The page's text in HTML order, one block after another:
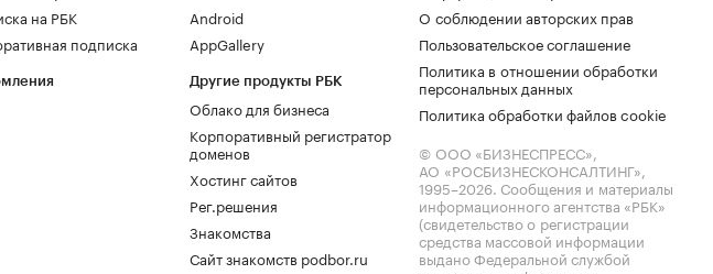
на РБК
подписка
Android
AppGallery
Другие продукты РБК
Облако для бизнеса
Корпоративный регистратор
доменов
Хостинг сайтов
Рег.решения
Знакомства
Сайт знакомств podbor.ru
О соблюдении авторских прав
Пользовательское соглашение
Политика в отношении обработки
персональных данных
Политика обработки файлов cookie
© ООО «БИЗНЕСПРЕСС»,
АО «РОСБИЗНЕСКОНСАЛТИНГ»,
1995–2026. Сообщения и материалы
информационного агентства «РБК»
(свидетельство о регистрации
средства массовой информации
выдано Федеральной службой